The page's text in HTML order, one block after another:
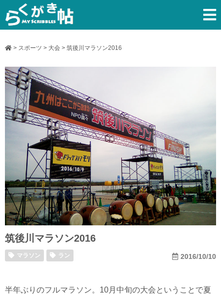
> スポーツ > 大会 > 筑後川マラソン2016
筑後川マラソン2016
マラソン ラン 2016/10/10
半年ぶりのフルマラソン。10月中旬の大会ということで夏